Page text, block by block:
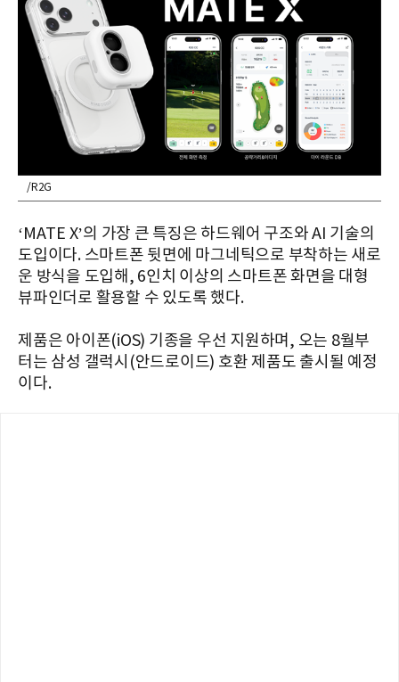
/R2G
‘MATE X’의 가장 큰 특징은 하드웨어 구조와 AI 기술의
도입이다. 스마트폰 뒷면에 마그네틱으로 부착하는 새로
운 방식을 도입해, 6인치 이상의 스마트폰 화면을 대형
뷰파인더로 활용할 수 있도록 했다.
제품은 아이폰(iOS) 기종을 우선 지원하며, 오는 8월부
터는 삼성 갤럭시(안드로이드) 호환 제품도 출시될 예정
이다.